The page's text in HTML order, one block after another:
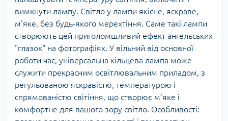
вимкнути лампу. Світло у лампи якісне, яскраве,
м'яке, без будь-якого мерехтіння. Саме такі лампи
створюють цей приголомшливий ефект ангельських
"глазок" на фотографіях. У вільний від основної
роботи час, універсальна кільцева лампа може
служити прекрасним освітлювальним приладом, з
регульованою яскравістю, температурою і
спрямованістю світіння, що створює м'яке і
комфортне для вашого зору світло. Особливості: -